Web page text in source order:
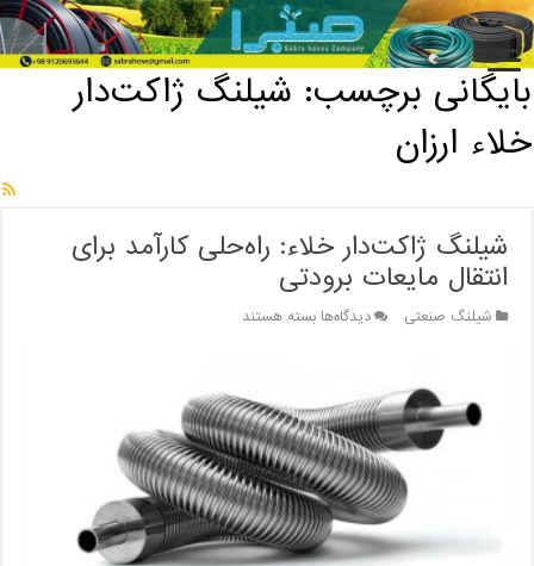
خانه / بایگانی برچسب: شیلنگ ژاکت‌دار خلاء ارزان
بایگانی برچسب: شیلنگ ژاکت‌دار
خلاء ارزان
شیلنگ ژاکت‌دار خلاء: راه‌حلی کارآمد برای
انتقال مایعات برودتی
شیلنگ صنعتی دیدگاه‌هابرای
راه‌حلی
کارآمد
برای
انتقال
مایعات
برودتی
بسته هستند